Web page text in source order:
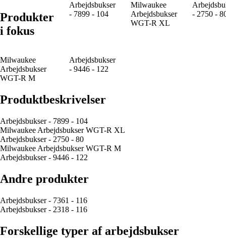
Produkter
i fokus
Arbejdsbukser
- 7899 - 104
Milwaukee
Arbejdsbukser
WGT-R XL
- 2750 -
Milwaukee
Arbejdsbukser
WGT-R M
Arbejdsbukser
- 9446 - 122
Produktbeskrivelser
Arbejdsbukser - 7899 - 104
Milwaukee Arbejdsbukser WGT-R XL
Arbejdsbukser - 2750 - 80
Milwaukee Arbejdsbukser WGT-R M
Arbejdsbukser - 9446 - 122
Andre produkter
Arbejdsbukser - 7361 - 116
Arbejdsbukser - 2318 - 116
Forskellige typer af arbejdsbukser